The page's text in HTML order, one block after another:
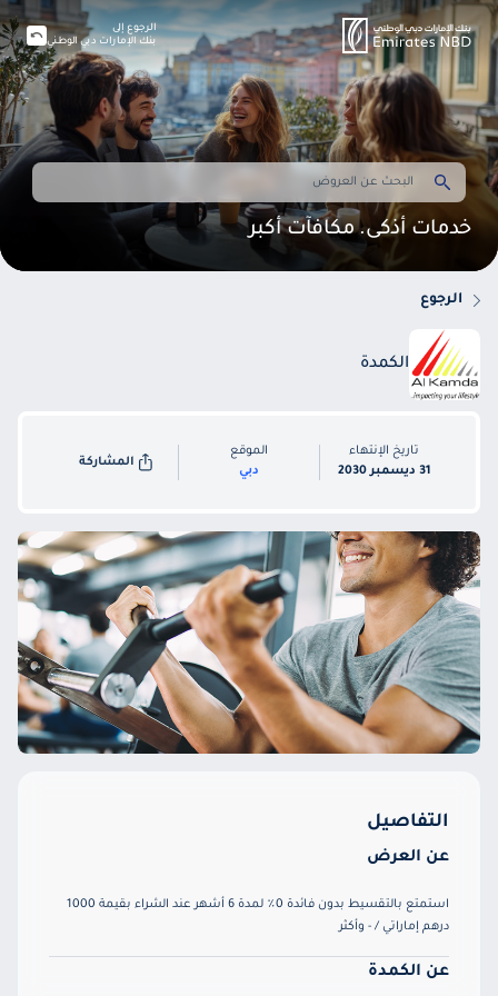
خدمات أذكى. مكافآت أكبر
الرجوع إلى
بنك الإمارات دبي الوطني
الرجوع
الكمدة
تاريخ الإنتهاء
31 ديسمبر 2030
الموقع
دبي
المشاركة
التفاصيل
عن العرض
استمتع بالتقسيط بدون فائدة 0٪ لمدة 6 أشهر عند الشراء بقيمة 1000
درهم إماراتي / - وأكثر
عن الكمدة